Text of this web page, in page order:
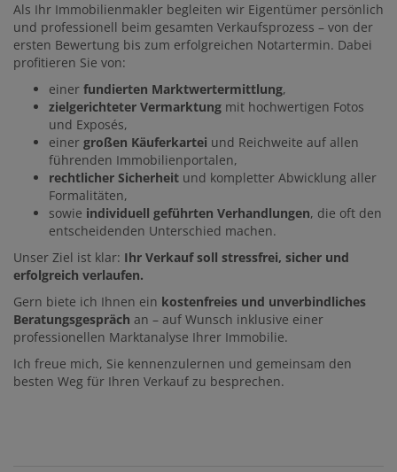
Als Ihr Immobilienmakler begleiten wir Eigentümer persönlich
und professionell beim gesamten Verkaufsprozess – von der
ersten Bewertung bis zum erfolgreichen Notartermin. Dabei
profitieren Sie von:
einer fundierten Marktwertermittlung,
zielgerichteter Vermarktung mit hochwertigen Fotos
und Exposés,
einer großen Käuferkartei und Reichweite auf allen
führenden Immobilienportalen,
rechtlicher Sicherheit und kompletter Abwicklung aller
Formalitäten,
sowie individuell geführten Verhandlungen, die oft den
entscheidenden Unterschied machen.
Unser Ziel ist klar: Ihr Verkauf soll stressfrei, sicher und
erfolgreich verlaufen.
Gern biete ich Ihnen ein kostenfreies und unverbindliches
Beratungsgespräch an – auf Wunsch inklusive einer
professionellen Marktanalyse Ihrer Immobilie.
Ich freue mich, Sie kennenzulernen und gemeinsam den
besten Weg für Ihren Verkauf zu besprechen.